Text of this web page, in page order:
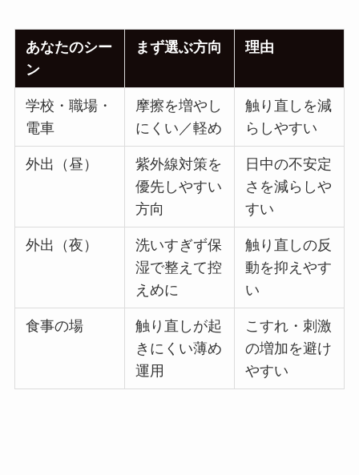
あなたのシー
ン
まず選ぶ方向 理由
学校・職場・
電車
摩擦を増やし
にくい／軽め
触り直しを減
らしやすい
外出（昼）
紫外線対策を
優先しやすい
方向
日中の不安定
さを減らしや
すい
外出（夜）
洗いすぎず保
湿で整えて控
えめに
触り直しの反
動を抑えやす
い
食事の場
触り直しが起
きにくい薄め
運用
こすれ・刺激
の増加を避け
やすい